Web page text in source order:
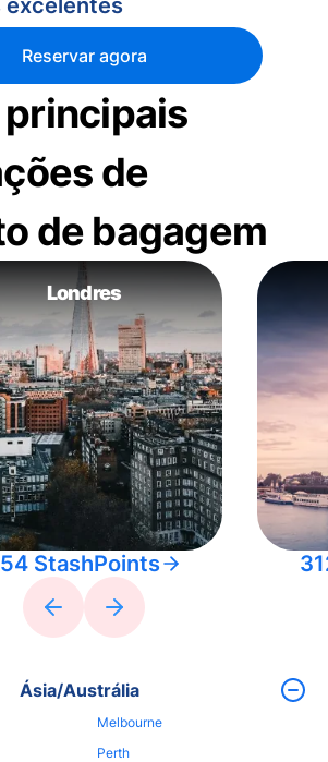
excelentes
Reservar agora
principais
de
de bagagem
Londres
StashPoints
Ásia/Austrália
Melbourne
Perth